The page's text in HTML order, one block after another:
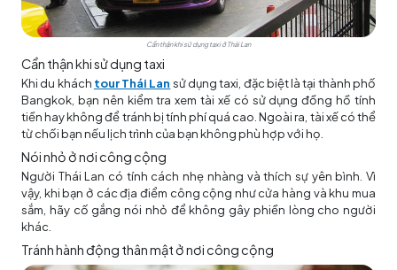
Cẩn thận khi sử dụng taxi ở Thái Lan
Cẩn thận khi sử dụng taxi
Khi du khách tour Thái Lan sử dụng taxi, đặc biệt là tại thành phố
Bangkok, bạn nên kiểm tra xem tài xế có sử dụng đồng hồ tính
tiền hay không để tránh bị tính phí quá cao. Ngoài ra, tài xế có thể
từ chối bạn nếu lịch trình của bạn không phù hợp với họ.
Nói nhỏ ở nơi công cộng
Người Thái Lan có tính cách nhẹ nhàng và thích sự yên bình. Vì
vậy, khi bạn ở các địa điểm công cộng như cửa hàng và khu mua
sắm, hãy cố gắng nói nhỏ để không gây phiền lòng cho người
khác.
Tránh hành động thân mật ở nơi công cộng